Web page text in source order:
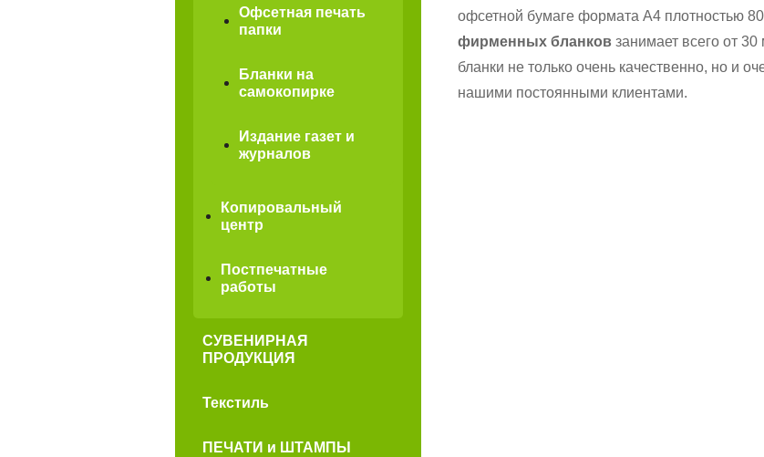
Офсетная печать
папки
Бланки на
самокопирке
Издание газет и
журналов
Копировальный
центр
Постпечатные
работы
СУВЕНИРНАЯ
ПРОДУКЦИЯ
Текстиль
ПЕЧАТИ и ШТАМПЫ
офсетной бумаге формата A4 плотностью
фирменных бланков занимает всего от
бланки не только очень качественно, но и
нашими постоянными клиентами.